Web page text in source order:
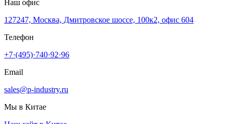
Наш офис
127247, Москва, Дмитровское шоссе, 100к2, офис 604
Телефон
+7·(495)·740·92·96
Email
sales@p-industry.ru
Мы в Китае